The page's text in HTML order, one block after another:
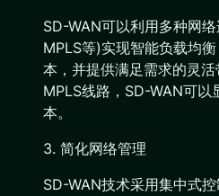
SD-WAN可以利用多种网络
MPLS等)实现智能负载均
本，并提供满足需求的灵
MPLS线路，SD-WAN可以
本。
3. 简化网络管理
SD-WAN技术采用集中式